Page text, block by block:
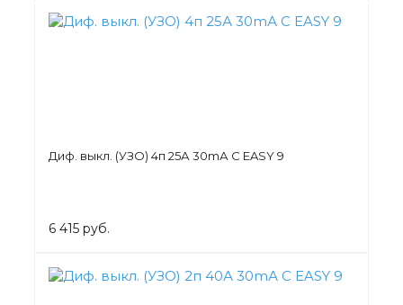
Диф. выкл. (УЗО) 4п 25А 30mА C EASY 9
6 415 руб.